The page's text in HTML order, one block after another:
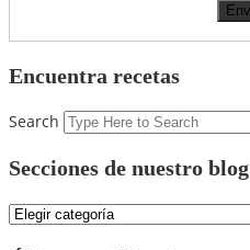
Encuentra recetas
Search
Secciones de nuestro blog
Secciones